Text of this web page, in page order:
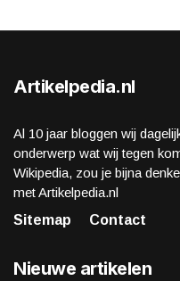
Artikelpedia.nl
Al 10 jaar bloggen wij
onderwerp wat wij tegen
Wikipedia, zou je bijna
met Artikelpedia.nl
Sitemap
Contact
Nieuwe artikelen